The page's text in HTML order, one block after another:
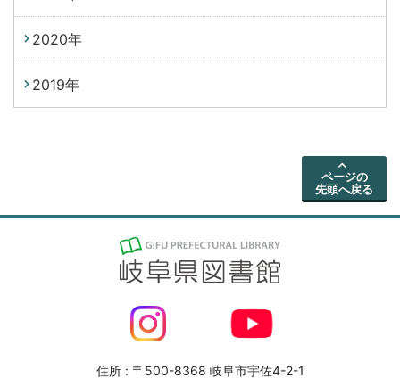
2020年
2019年
ページの
先頭へ戻る
住所 : 〒500-8368 岐阜市宇佐4-2-1